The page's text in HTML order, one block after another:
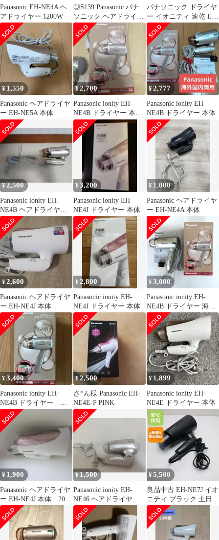
Panasonic EH-NE4A ヘ
アドライヤー 1200W
◎S139 Panasonic パナ
ソニック ヘアドライヤ
ー EH-NE4E 2022年製
簡易動作確認済み（ｍ
ｆ）
パナソニック ドライヤ
ー イオニティ 速乾 EH-
NE4A 新品未使用
¥ 1,550
Panasonic ヘアドライヤ
ー EH-NE5A 本体
¥2,700
Panasonic ionity EH-
NE4B ドライヤー 本
体 海外国内両用
¥2,777
Panasonic ionity EH-
NE4B ドライヤー 本体
¥2,500
Panasonic ionity EH-
NE4B ヘアドライヤー
海外・国内両用
¥3,200
Panasonic ionity EH-
NE4J ドライヤー 本体
¥ 1,000
Panasonic ヘアドライヤ
ー EH-NE4A 本体
¥2,600
Panasonic ヘアドライヤ
ー EH-NE4J 本体
¥ 2,800
Panasonic ionity EH-
NE4J ドライヤー 本体
¥3,000
Panasonic ionity EH-
NE4B ドライヤー 海外
国内両用
¥3,400
Panasonic ionity EH-
NE4B ドライヤー 海
外国内両用
¥2,500
さ*ん様 Panasonic EH-
NE4E-P PINK
¥1,899
Panasonic ionity EH-
NE4E ドライヤー 本体
¥ 1,900
Panasonic ヘアドライヤ
ー EH-NE4J 本体 2023
年製
¥1,500
Panasonic ionity EH-
NE46 ヘアドライヤー
本体
¥5,500
良品中古 EH-NE7J イオ
ニティ ブラック 土日祝
発送 即日発送 05000